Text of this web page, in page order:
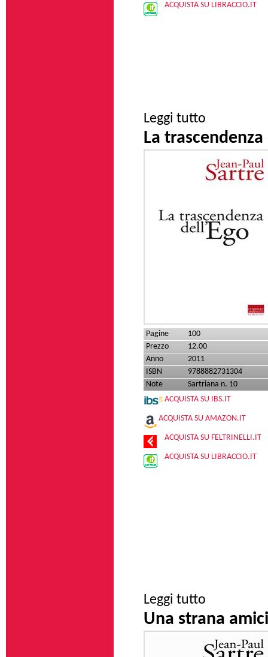
ACQUISTA SU LIBRACCIO.IT
Leggi tutto
La
Pagine
100
Prezzo
12.00
Anno
2011
ISBN
9788882731304
Note
Sartriana n. 10
ACQUISTA SU IBS.IT
ACQUISTA SU AMAZON.IT
ACQUISTA SU FELTRINELLI.IT
ACQUISTA SU LIBRACCIO.IT
Leggi tutto
Una strana